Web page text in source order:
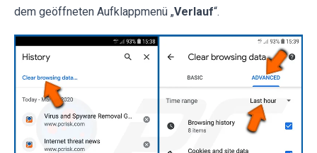
dem geöffneten Aufklappmenü „Verlauf“.